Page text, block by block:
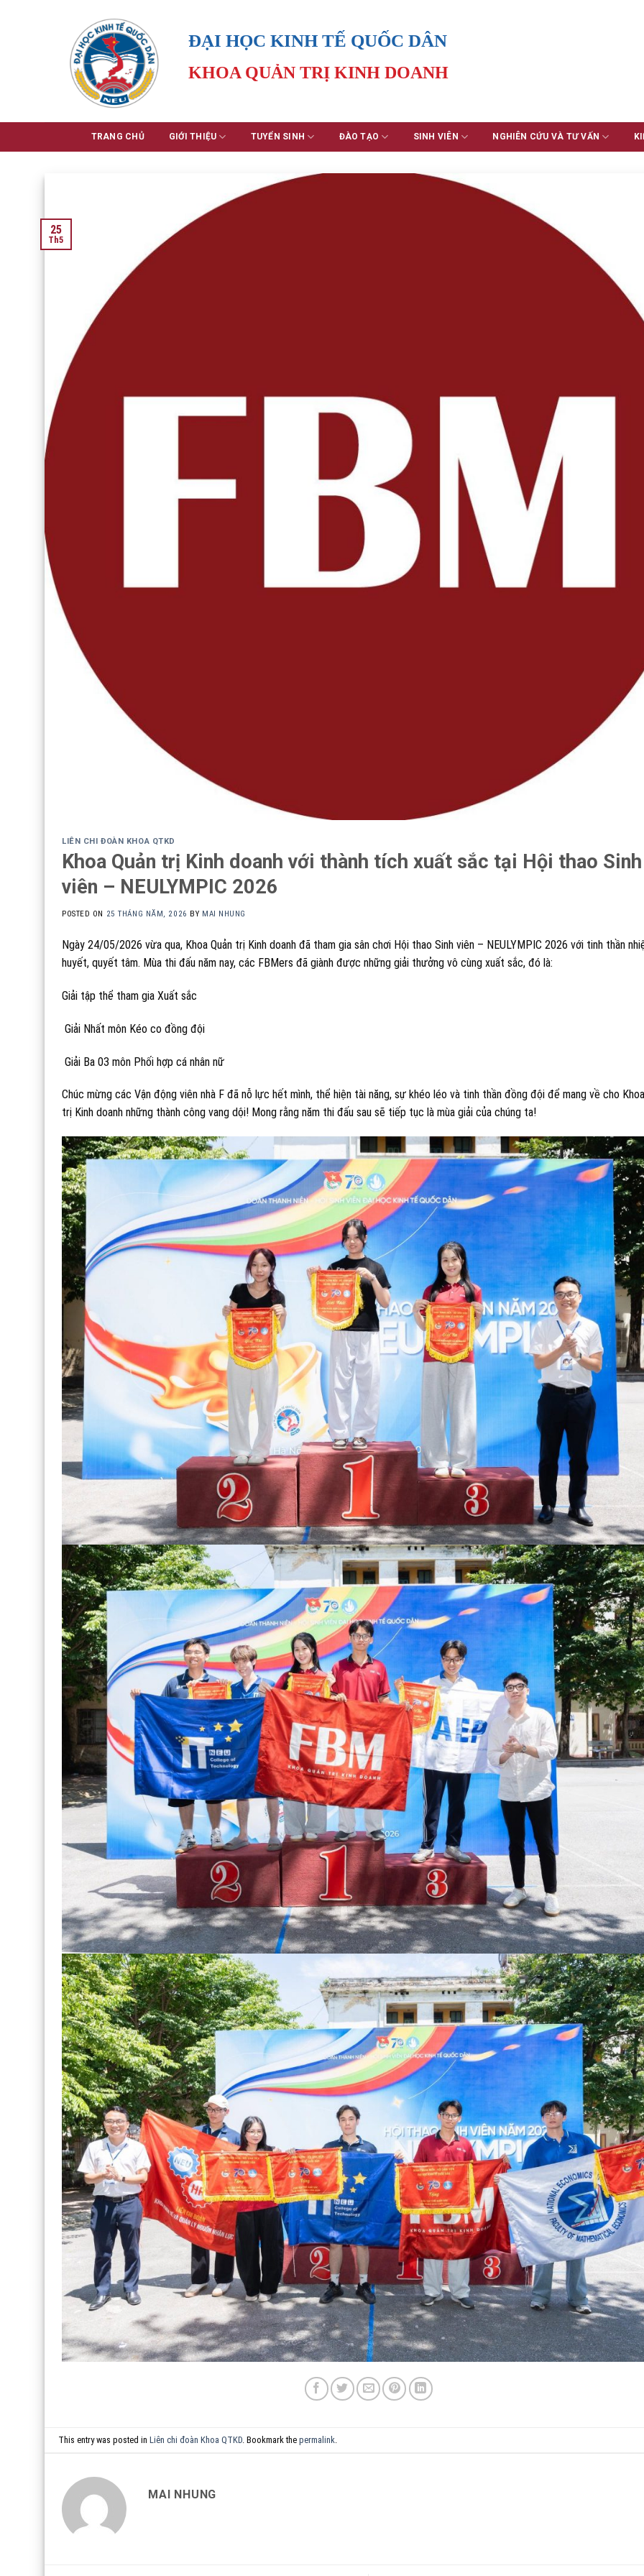
ĐẠI HỌC KINH TẾ QUỐC DÂN
KHOA QUẢN TRỊ KINH DOANH
TRANG CHỦ GIỚI THIỆU TUYỂN SINH ĐÀO TẠO SINH VIÊN NGHIÊN CỨU VÀ TƯ VẤN
25
Th5
LIÊN CHI ĐOÀN KHOA QTKD
Khoa Quản trị Kinh doanh với thành tích xuất sắc tại Hội thao Sinh
viên – NEULYMPIC 2026
POSTED ON 25 THÁNG NĂM, 2026 BY MAI NHUNG
Ngày 24/05/2026 vừa qua, Khoa Quản trị Kinh doanh đã tham gia sân chơi Hội thao Sinh viên – NEULYMPIC 2026 với tinh thần
huyết, quyết tâm. Mùa thi đấu năm nay, các FBMers đã giành được những giải thưởng vô cùng xuất sắc, đó là:
Giải tập thể tham gia Xuất sắc
Giải Nhất môn Kéo co đồng đội
Giải Ba 03 môn Phối hợp cá nhân nữ
Chúc mừng các Vận động viên nhà F đã nỗ lực hết mình, thể hiện tài năng, sự khéo léo và tinh thần đồng đội để mang về cho
trị Kinh doanh những thành công vang dội! Mong rằng năm thi đấu sau sẽ tiếp tục là mùa giải của chúng ta!
This entry was posted inLiên chi đoàn Khoa QTKD . Bookmark thepermalink
MAI NHUNG